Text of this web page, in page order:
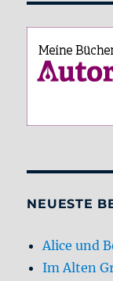
NEUESTE
Alice und
Im Alten